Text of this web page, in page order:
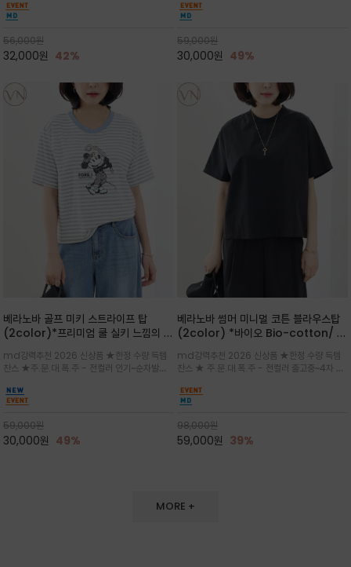
있는 드롭숄더와 7부 소매가 더해져 팔 라인을
자연스럽게 커버해주는 아이템/얇고 가벼운 터
치감으로 편안
56,000원
32,000원 42%
유 있는 핏과 경쾌한 기장감이 자연스럽게 체형
을 커버/빈티지한 레터링 프린트가 은근한 포인
트가 되어 데님이나 린넨 팬츠와 감
59,000원
30,000원 49%
베라노바 골프 미키 스트라이프 탑
(2color)*프리미엄 쿨 실키 느낌의 폴
내 ★골프 미키티 포함 구매및 20만원
넘는 구매고객님께는 타이틀리스트 베라
노바 골프공 2피스 3구 증정(소진시 마
감)★
md강력추천 2026 신상품 ★한정 수량 득템
찬스 ★주.문.대.폭.주 - 전컬러 인기~순차발송
이프가 산뜻한 컬러감을 연출/안정감 있는 라운
드 넥라인과 여유있는 스탠다드 핏으로 여름내내
이쁘게 입으세요 ^^
59,000원
30,000원 49%
베라노바 썸머 미니멀 코튼 블라우스탑
(2color) *바이오 Bio-cotton/ 시
럼 편안하지만 블라우스처럼 단정한 무
드가 느껴지는 코튼 블라우스 탑
md강력추천 2026 신상품 ★한정 수량 득템
찬스 ★ 주.문.대.폭.주 - 전컬러 출고중~4차 리
볍게 퍼지는 박시한 실루엣과 크롭 기장이 하체
를 길어 보이게 해주며 와이드 팬츠와 셋업
98,000원
59,000원 39%
MORE +